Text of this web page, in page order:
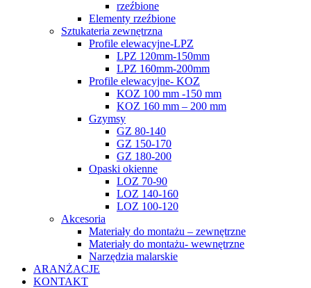
rzeźbione
Elementy rzeźbione
Sztukateria zewnętrzna
Profile elewacyjne-LPZ
LPZ 120mm-150mm
LPZ 160mm-200mm
Profile elewacyjne- KOZ
KOZ 100 mm -150 mm
KOZ 160 mm – 200 mm
Gzymsy
GZ 80-140
GZ 150-170
GZ 180-200
Opaski okienne
LOZ 70-90
LOZ 140-160
LOZ 100-120
Akcesoria
Materiały do montażu – zewnętrzne
Materiały do montażu- wewnętrzne
Narzędzia malarskie
ARANŻACJE
KONTAKT